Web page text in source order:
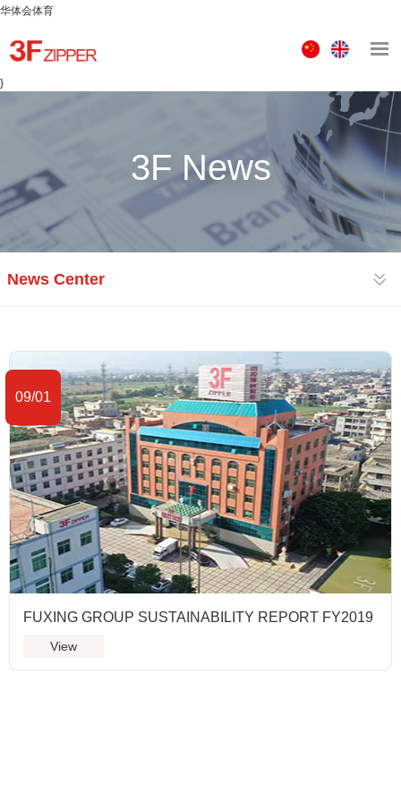
华体会体育
中
版
ENGLISH
}
3F News
News Center
09/01
FUXING GROUP SUSTAINABILITY REPORT FY2019
View